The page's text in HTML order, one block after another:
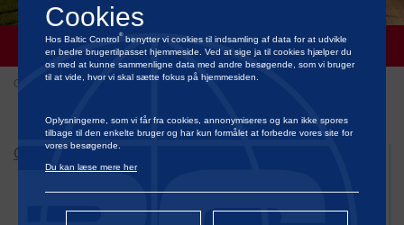
ISO 22000
Certificering Certificering af korn og foder ISO 22000
CERTIFICERING
Cookies
Hos Baltic Control® benytter vi cookies til indsamling af data for at udvikle
en bedre brugertilpasset hjemmeside. Ved at sige ja til cookies hjælper du
os med at kunne sammenligne data med andre besøgende, som vi bruger
til at vide, hvor vi skal sætte fokus på hjemmesiden.
Oplysningerne, som vi får fra cookies, annonymiseres og kan ikke spores
tilbage til den enkelte bruger og har kun formålet at forbedre vores site for
vores besøgende.
Du kan læse mere her